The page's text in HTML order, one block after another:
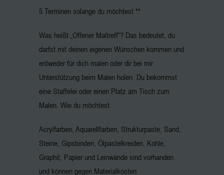
5 Terminen solange du möchtest **
Was heißt „Offener Maltreff“? Das bedeutet, du
darfst mit deinen eigenen Wünschen kommen und
entweder für dich malen oder dir bei mir
Unterstützung beim Malen holen. Du bekommst
eine Staffelei oder einen Platz am Tisch zum
Malen. Wie du möchtest.
Acrylfarben, Aquarellfarben, Strukturpaste, Sand,
Steine, Gipsbinden, Ölpastelkreiden, Kohle,
Graphit, Papier und Leinwände sind vorhanden
und können gegen Materialkosten